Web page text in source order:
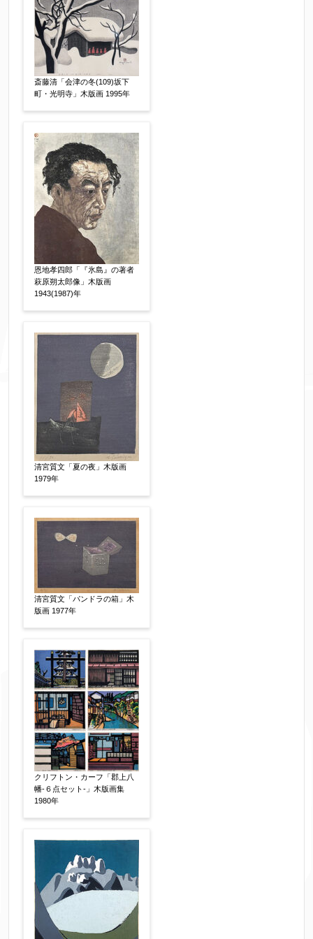
らお知らせください。その価格が適切かお返事申
し上げます。
作品コンディション
【任意】
添付画像
※追加や複数点ある場合はフォーム送信後に送ら
れてくる送信確認メール記載のアドレスからもお
送り頂けます。
▼
お名前 【必須】
フリガナ 【任意】
※送信完了後こちらのメールアドレス宛に自動で
送信確認メールをお送りします。もし送信確認メ
ールが受信されない場合は、送信が完了していな
いか、アドレス間違え、迷惑メールフィルター等
斎藤清「会津の冬(109)坂下
町・光明寺」木版画 1995年
恩地孝四郎「『氷島』の著者
萩原朔太郎像」木版画
1943(1987)年
清宮質文「夏の夜」木版画
1979年
清宮質文「パンドラの箱」木
版画 1977年
クリフトン・カーフ「郡上八
幡-６点セット-」木版画集
1980年